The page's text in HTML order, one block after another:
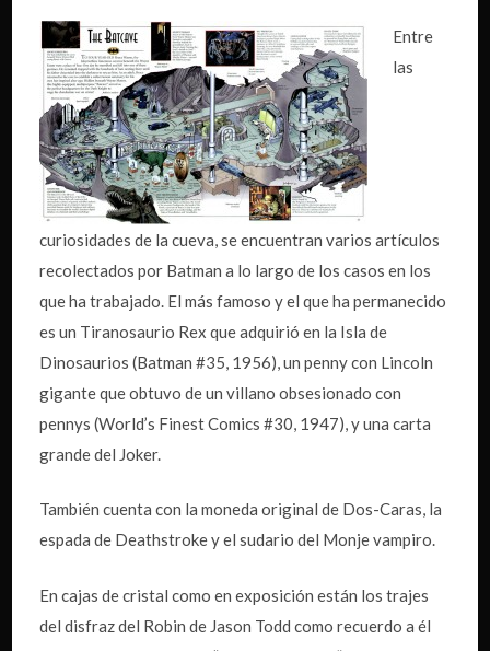
Entre
las
curiosidades de la cueva, se encuentran varios artículos
recolectados por Batman a lo largo de los casos en los
que ha trabajado. El más famoso y el que ha permanecido
es un Tiranosaurio Rex que adquirió en la Isla de
Dinosaurios (Batman #35, 1956), un penny con Lincoln
gigante que obtuvo de un villano obsesionado con
pennys (World’s Finest Comics #30, 1947), y una carta
grande del Joker.
También cuenta con la moneda original de Dos-Caras, la
espada de Deathstroke y el sudario del Monje vampiro.
En cajas de cristal como en exposición están los trajes
del disfraz del Robin de Jason Todd como recuerdo a él